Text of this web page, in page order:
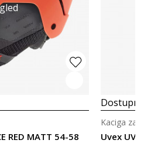
RED MATT 54-58 Uvex
Kaciga za